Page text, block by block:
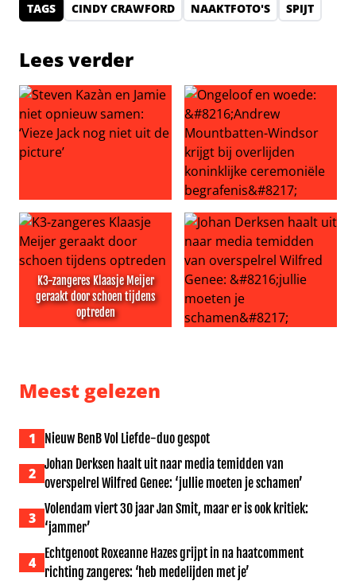
TAGS CINDY CRAWFORD NAAKTFOTO'S SPIJT
Lees verder
Steven Kazàn en Jamie niet opnieuw samen: ‘Vieze Jack
Ongeloof en woede:
K3-zangeres Klaasje Meijer
geraakt door schoen tijdens
optreden
Meest gelezen
1 Nieuw BenB Vol Liefde-duo gespot
2
Johan Derksen haalt uit naar media temidden van
overspelrel Wilfred Genee: ‘jullie moeten je schamen’
3
Volendam viert 30 jaar Jan Smit, maar er is ook kritiek:
‘jammer’
4
Echtgenoot Roxeanne Hazes grijpt in na haatcomment
richting zangeres: ‘heb medelijden met je’